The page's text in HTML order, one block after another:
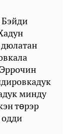
Бэйди
минду
тɵрэр